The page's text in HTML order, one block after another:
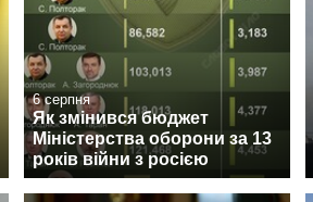
6 серпня
Як змінився бюджет
Міністерства оборони за 13
років війни з росією